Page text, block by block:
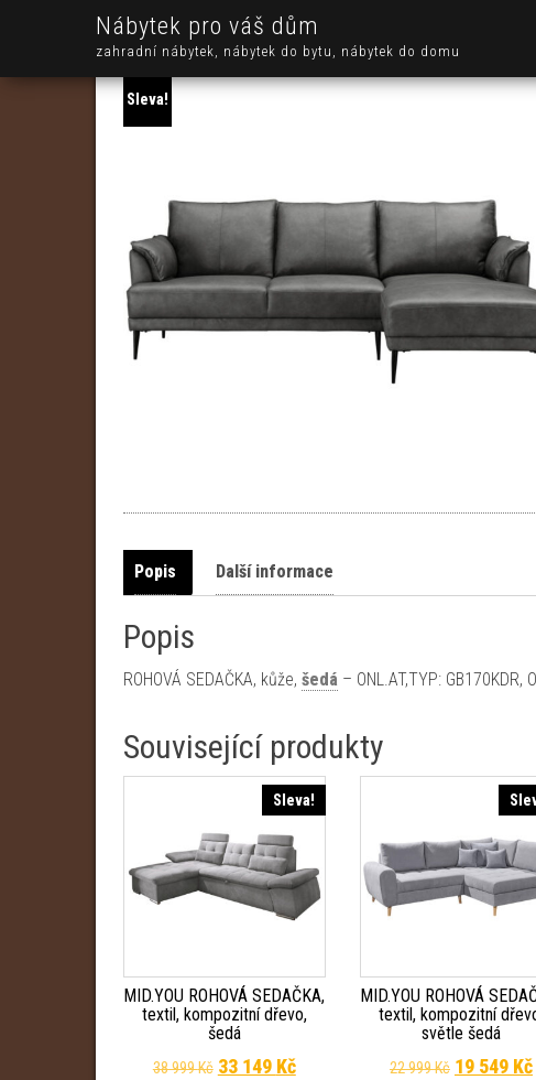
Nábytek pro váš dům
zahradní nábytek, nábytek do bytu, nábytek do domu
Sleva!
Popis Další informace
Popis
ROHOVÁ SEDAČKA, kůže, šedá – ONL.AT,TYP: GB170KDR,
Související produkty
Sleva!
MID.YOU ROHOVÁ SEDAČKA,
textil, kompozitní dřevo,
šedá
38 999Kč Původní cena byla: 38 999 Kč.
33 149 KčAktuální cena je: 33 149 Kč.
MID.YOU ROHOVÁ
textil, kompozitní
světle šedá
22 999Kč Původní
19 549 Kč